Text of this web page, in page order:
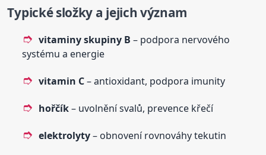
Typické složky a jejich význam
vitaminy skupiny B – podpora nervového
systému a energie
vitamin C– antioxidant, podpora imunity
hořčík– uvolnění svalů, prevence křečí
elektrolyty– obnovení rovnováhy tekutin